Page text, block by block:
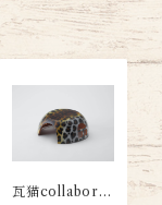
瓦猫collaborat